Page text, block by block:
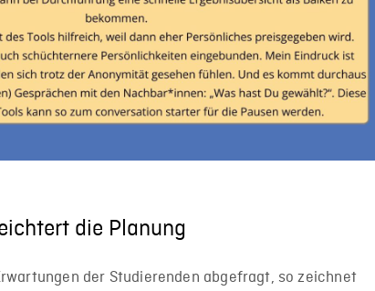
die Planung
der Studierenden abgefragt, so zeichnet